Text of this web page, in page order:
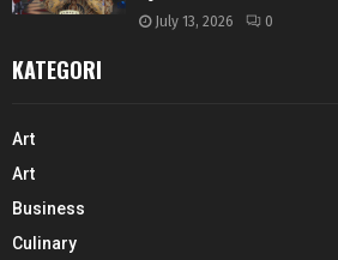
July 13, 2026 0
KATEGORI
Art
Art
Business
Culinary